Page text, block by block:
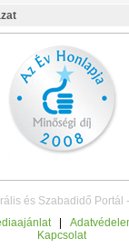
és Szabadidő Portál
Kapcsolat